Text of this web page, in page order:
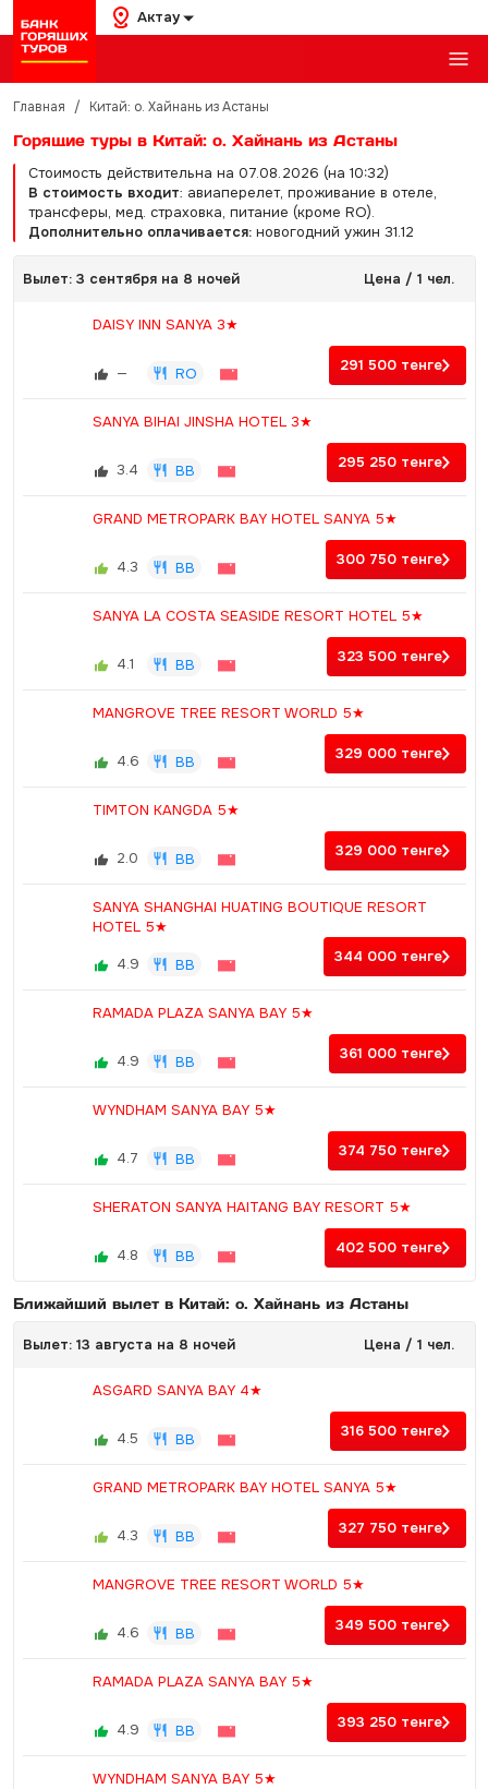
Актау
Главная / Китай: о. Хайнань из Астаны
Горящие туры в Китай: о. Хайнань из Астаны
Стоимость действительна на 07.08.2026 (на 10:32)
В стоимость входит: авиаперелет, проживание в отеле,
трансферы, мед. страховка, питание (кроме RO).
Дополнительно оплачивается:новогодний ужин 31.12
Вылет: 3 сентября на 8 ночей Цена / 1 чел.
DAISY INN SANYA 3★
— RO 291 500 тенге
SANYA BIHAI JINSHA HOTEL 3★
3.4 BB 295 250 тенге
GRAND METROPARK BAY HOTEL SANYA 5★
4.3 BB 300 750 тенге
SANYA LA COSTA SEASIDE RESORT HOTEL 5★
4.1 BB 323 500 тенге
MANGROVE TREE RESORT WORLD 5★
4.6 BB 329 000 тенге
TIMTON KANGDA 5★
2.0 BB 329 000 тенге
SANYA SHANGHAI HUATING BOUTIQUE RESORT
HOTEL 5★
4.9
BB 344 000 тенге
RAMADA PLAZA SANYA BAY 5★
4.9 BB 361 000 тенге
WYNDHAM SANYA BAY 5★
4.7 BB 374 750 тенге
SHERATON SANYA HAITANG BAY RESORT 5★
4.8 BB 402 500 тенге
Ближайший вылет в Китай: о. Хайнань из Астаны
Вылет: 13 августа на 8 ночей Цена / 1 чел.
ASGARD SANYA BAY 4★
4.5 BB 316 500 тенге
GRAND METROPARK BAY HOTEL SANYA 5★
4.3 BB 327 750 тенге
MANGROVE TREE RESORT WORLD 5★
4.6 BB 349 500 тенге
RAMADA PLAZA SANYA BAY 5★
4.9 BB 393 250 тенге
WYNDHAM SANYA BAY 5★